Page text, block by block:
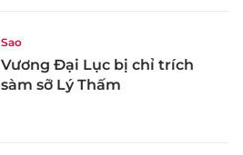
Sao
Vương Đại Lục bị chỉ trích
sàm sỡ Lý Thấm